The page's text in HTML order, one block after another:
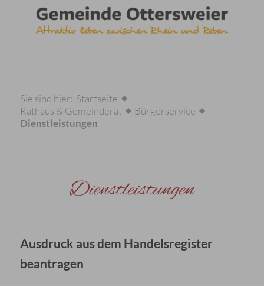
Sie sind hier: Startseite
Rathaus & Gemeinderat
Bürgerservice
Dienstleistungen
Dienstleistungen
Ausdruck aus dem Handelsregister
beantragen